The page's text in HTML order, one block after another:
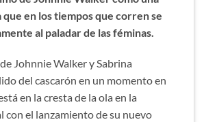
en los tiempos que corren se
al paladar de las féminas.
Johnnie Walker y Sabrina
del cascarón en un momento en
en la cresta de la ola en la
con el lanzamiento de su nuevo